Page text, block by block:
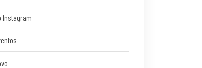
Instagram